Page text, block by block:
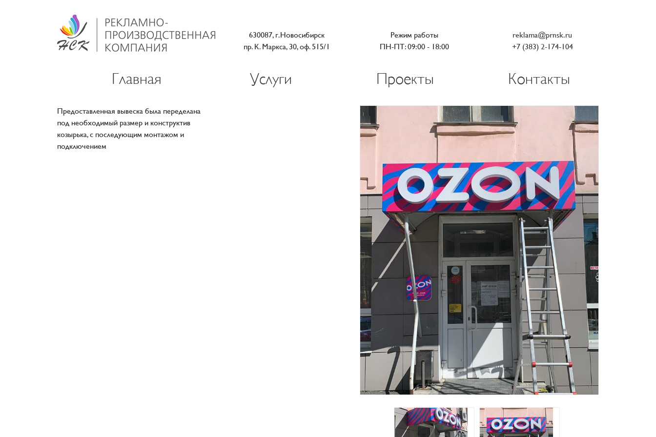
630087, г.Новосибирск
пр. К. Маркса, 30, оф. 515/1
Режим работы
ПН-ПТ: 09:00 - 18:00
reklama@prnsk.ru
+7 (383) 2-174-104
Главная Услуги Проекты Контакты
Предоставленная вывеска была переделана
под необходимый размер и конструктив
козырька, с последующим монтажом и
подключением